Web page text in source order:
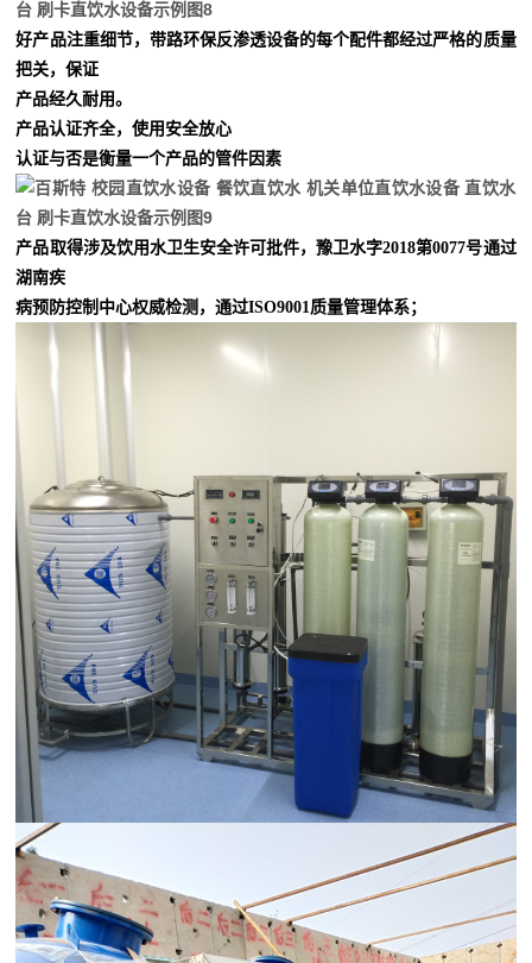
好产品注重细节，带路环保反渗透设备的每个配件都经过严格的质量
把关，保证
产品经久耐用。
产品认证齐全，使用安全放心
认证与否是衡量一个产品的管件因素
产品取得涉及饮用水卫生安全许可批件，豫卫水字2018第0077号通过
湖南疾
病预防控制中心权威检测，通过ISO9001质量管理体系；